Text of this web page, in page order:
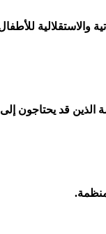
والاستقلالية
الذين قد يحتاجون